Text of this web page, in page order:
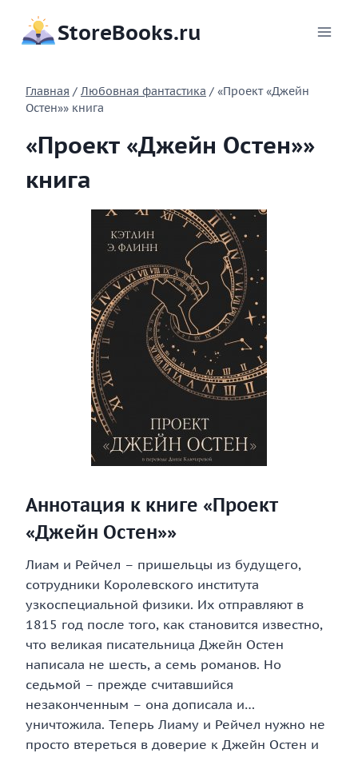
содержимому
StoreBooks.ru
Главная / Любовная фантастика / «Проект «Джейн
Остен»» книга
«Проект «Джейн Остен»»
книга
Аннотация к книге «Проект
«Джейн Остен»»
Лиам и Рейчел – пришельцы из будущего,
сотрудники Королевского института
узкоспециальной физики. Их отправляют в
1815 год после того, как становится известно,
что великая писательница Джейн Остен
написала не шесть, а семь романов. Но
седьмой – прежде считавшийся
незаконченным – она дописала и…
уничтожила. Теперь Лиаму и Рейчел нужно не
просто втереться в доверие к Джейн Остен и